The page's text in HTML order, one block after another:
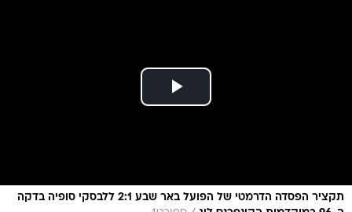
תקציר הפסדה הדרמטי של הפועל באר שבע 2:1 ללבסקי סופיה בדקה